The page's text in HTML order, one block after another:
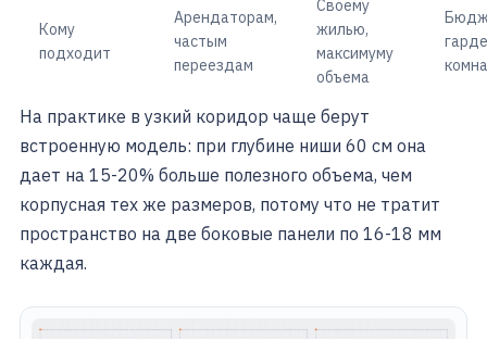
Кому
подходит
Арендаторам,
частым
переездам
Своему
жилью,
максимуму
объема
На практике в узкий коридор чаще берут
встроенную модель: при глубине ниши 60 см она
дает на 15-20% больше полезного объема, чем
корпусная тех же размеров, потому что не тратит
пространство на две боковые панели по 16-18 мм
каждая.